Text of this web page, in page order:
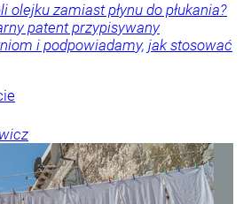
olejku zamiast płynu do płukania?
patent przypisywany
i podpowiadamy, jak stosować